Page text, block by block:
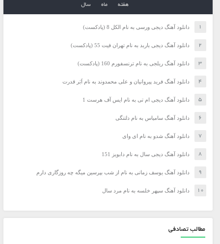
هفته ماه سال
دانلود آهنگ دیجی ورسی به نام الکل 8 (پادکست)
دانلود آهنگ دیجی باربد به نام تهران فیت 55 (پادکست)
دانلود آهنگ ریلجی به نام ترنسفورم 160 (پادکست)
دانلود آهنگ فرید پیروانیان و علی محمدوند به نام اَبَر قدرت
دانلود آهنگ دیجی ام تی به نام ایس آف هرست 1
دانلود آهنگ سامیاس به نام دلتنگی
دانلود آهنگ شدو به نام ای وای
دانلود آهنگ دیجی سال به نام دابویز 151
دانلود آهنگ یوسف زمانی به نام از شب بپرسین میگه چه روزگاری دارم
دانلود آهنگ سپهر خلسه به نام مرد سال
مطالب تصادفی